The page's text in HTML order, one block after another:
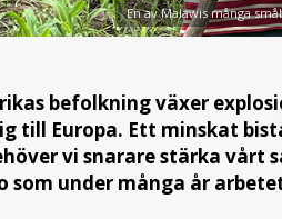
En av Malawis många
befolkning växer
till Europa. Ett minskat
vi snarare stärka vårt
som under många år